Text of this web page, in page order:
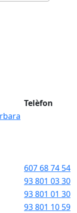
Telèfon
607 68 74 54
93 801 03 30
93 801 01 30
93 801 10 59